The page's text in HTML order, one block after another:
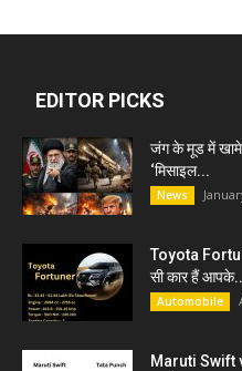
EDITOR PICKS
जंग के मूड में
‘मिसाइल...
News
Toyota
सी कार हैं
Automobile
Maruti Swift